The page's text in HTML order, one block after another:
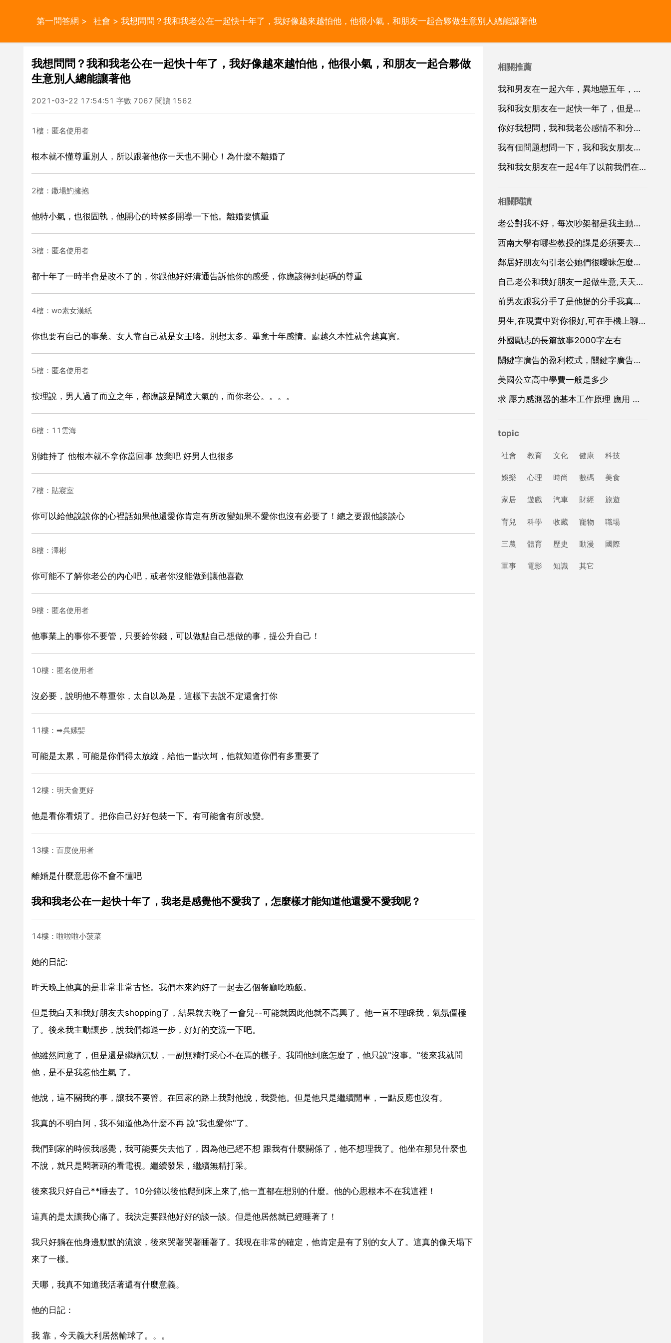
第一問答網 > 社會 > 我想問問？我和我老公在一起快十年了，我好像越來越怕他，他很小氣，和朋友一起合夥做生意別人總能讓著他
我想問問？我和我老公在一起快十年了，我好像越來越怕他，他很小氣，和朋友一起合夥做
生意別人總能讓著他
2021-03-22 17:54:51 字數 7067 閱讀 1562
1樓：匿名使用者
根本就不懂尊重別人，所以跟著他你一天也不開心！為什麼不離婚了
2樓：鏾場魡擁抱
他特小氣，也很固執，他開心的時候多開導一下他。離婚要慎重
3樓：匿名使用者
都十年了一時半會是改不了的，你跟他好好溝通告訴他你的感受，你應該得到起碼的尊重
4樓：wo素女漢紙
你也要有自己的事業。女人靠自己就是女王咯。別想太多。畢竟十年感情。處越久本性就會越真實。
5樓：匿名使用者
按理說，男人過了而立之年，都應該是闊達大氣的，而你老公。。。。
6樓：11雲海
別維持了 他根本就不拿你當回事 放棄吧 好男人也很多
7樓：貼寢室
你可以給他說說你的心裡話如果他還愛你肯定有所改變如果不愛你也沒有必要了！總之要跟他談談心
8樓：澤彬
你可能不了解你老公的內心吧，或者你沒能做到讓他喜歡
9樓：匿名使用者
他事業上的事你不要管，只要給你錢，可以做點自己想做的事，提公升自己！
10樓：匿名使用者
沒必要，說明他不尊重你，太自以為是，這樣下去說不定還會打你
11樓：➡呉嫊婯
可能是太累，可能是你們得太放縱，給他一點坎坷，他就知道你們有多重要了
12樓：明天會更好
他是看你看煩了。把你自己好好包裝一下。有可能會有所改變。
13樓：百度使用者
離婚是什麼意思你不會不懂吧
我和我老公在一起快十年了，我老是感覺他不愛我了，怎麼樣才能知道他還愛不愛我呢？
14樓：啦啦啦小菠菜
她的日記:
昨天晚上他真的是非常非常古怪。我們本來約好了一起去乙個餐廳吃晚飯。
但是我白天和我好朋友去shopping了，結果就去晚了一會兒--可能就因此他就不高興了。他一直不理睬我，氣氛僵極
了。後來我主動讓步，說我們都退一步，好好的交流一下吧。
他雖然同意了，但是還是繼續沉默，一副無精打采心不在焉的樣子。我問他到底怎麼了，他只說"沒事。"後來我就問
他，是不是我惹他生氣 了。
他說，這不關我的事，讓我不要管。在回家的路上我對他說，我愛他。但是他只是繼續開車，一點反應也沒有。
我真的不明白阿，我不知道他為什麼不再 說"我也愛你"了。
我們到家的時候我感覺，我可能要失去他了，因為他已經不想 跟我有什麼關係了，他不想理我了。他坐在那兒什麼也
不說，就只是悶著頭的看電視。繼續發呆，繼續無精打采。
後來我只好自己**睡去了。10分鐘以後他爬到床上來了,他一直都在想別的什麼。他的心思根本不在我這裡！
這真的是太讓我心痛了。我決定要跟他好好的談一談。但是他居然就已經睡著了！
我只好躺在他身邊默默的流淚，後來哭著哭著睡著了。我現在非常的確定，他肯定是有了別的女人了。這真的像天塌下
來了一樣。
天哪，我真不知道我活著還有什麼意義。
他的日記：
我 靠，今天義大利居然輸球了。。。
相關推薦
我和男友在一起六年，異地戀五年，已經認識十年了，異地戀五年一直分分合合，一直是我去他的城市挽回他
我和我女朋友在一起快一年了，但是我們現在沒有了以前那麼多話題，雖然我知道沒有話題才是真愛，，可是這
你好我想問，我和我老公感情不和分居一年了我想離婚他現在是
我有個問題想問一下，我和我女朋友在一起一年半了我們的感情一直很好一開始他爸媽我爸媽也都同意
我和我女朋友在一起4年了以前我們在一起雖然鬧過但是感情一直很好可是最近我沒工作在家座了幾天他就和我分
相關閱讀
老公對我不好，每次吵架都是我主動和他說話，他從來不主動對我說
西南大學有哪些教授的課是必須要去蹭的
鄰居好朋友勾引老公她們很曖昧怎麼辦，我們兩家都是好朋友我經常
自己老公和我好朋友一起做生意,天天在一起,經聽人家說他們經常打打鬧鬧的,我
前男友跟我分手了是他提的分手我真的沒有想到我是他備胎他有女朋友的他們已經在一起了兩年
男生,在現實中對你很好,可在手機上聊天,缺有不在乎得感覺。這是什麼意思
外國勵志的長篇故事2000字左右
關鍵字廣告的盈利模式，關鍵字廣告廣告
美國公立高中學費一般是多少
求 壓力感測器的基本工作原理 應用 和設計 方面的資料
topic
社會 教育 文化 健康 科技
娛樂 心理 時尚 數碼 美食
家居 遊戲 汽車 財經 旅遊
育兒 科學 收藏 寵物 職場
三農 體育 歷史 動漫 國際
軍事 電影 知識 其它